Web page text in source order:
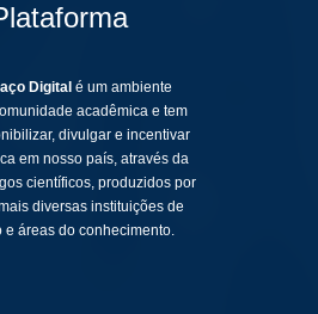
Digital é um ambiente
acadêmica e tem
divulgar e incentivar
em nosso país, através da
científicos, produzidos por
diversas instituições de
áreas do conhecimento.